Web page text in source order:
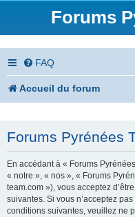
Forums
FAQ
Accueil du forum
Forums Pyrénées
En accédant à « Forums
« notre », « nos », « Forums
team.com »), vous acceptez
suivantes. Si vous n’acceptez
conditions suivantes, veuillez ne